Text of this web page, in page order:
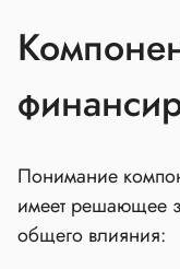
Понимание
имеет решающее
общего влияния: